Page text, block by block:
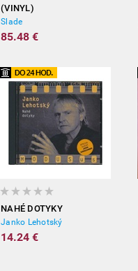
(VINYL)
Slade
85.48 €
NAHÉ DOTYKY
Janko Lehotský
14.24 €